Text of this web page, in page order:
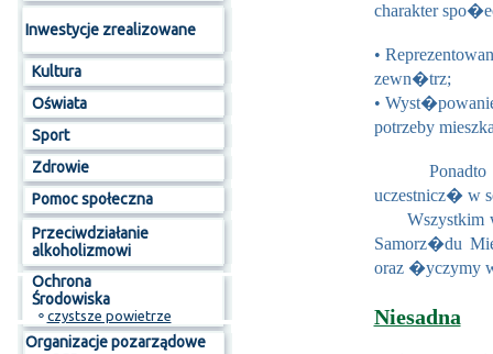
Inwestycje zrealizowane
Kultura
Oświata
Sport
Zdrowie
Pomoc społeczna
Przeciwdziałanie
alkoholizmowi
Ochrona
Środowiska
⚬ czystsze powietrze
Organizacje pozarządowe
charakter
•
zewn�trz;
•
potrzeby
Ponadto
uczestnicz� w
Wszystkim
Samorz�du
oraz �yczymy
Niesadna